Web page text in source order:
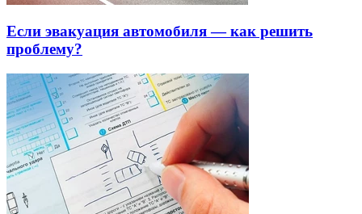
Если эвакуация автомобиля — как решить
проблему?